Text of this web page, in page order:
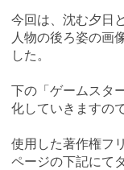
今回は、沈む夕日
人物の後ろ姿の画
した。
下の「ゲームスタ
化していきますの
使用した著作権フ
ページの下記にて